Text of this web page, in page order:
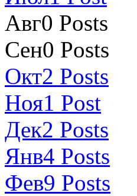
Авг0 Posts
Сен0 Posts
Окт2 Posts
Ноя1 Post
Дек2 Posts
Янв4 Posts
Фев9 Posts